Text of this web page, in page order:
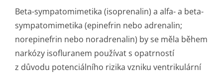
Beta-sympatomimetika (isoprenalin) a alfa- a beta-
sympatomimetika (epinefrin nebo adrenalin;
norepinefrin nebo noradrenalin) by se měla během
narkózy isofluranem používat s opatrností
z důvodu potenciálního rizika vzniku ventrikulární